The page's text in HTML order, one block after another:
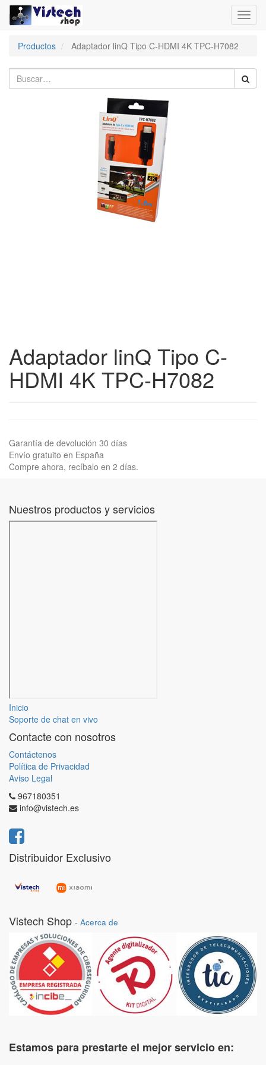
Productos
Adaptador linQ Tipo C-HDMI 4K TPC-H7082
Adaptador linQ Tipo C-
HDMI 4K TPC-H7082
Garantía de devolución 30 días
Envío gratuito en España
Compre ahora, recíbalo en 2 días.
Nuestros productos y servicios
Inicio
Soporte de chat en vivo
Contacte con nosotros
Contáctenos
Política de Privacidad
Aviso Legal
967180351
info@vistech.es
Distribuidor Exclusivo
Vistech Shop - Acerca de
Estamos para prestarte el mejor servicio en: